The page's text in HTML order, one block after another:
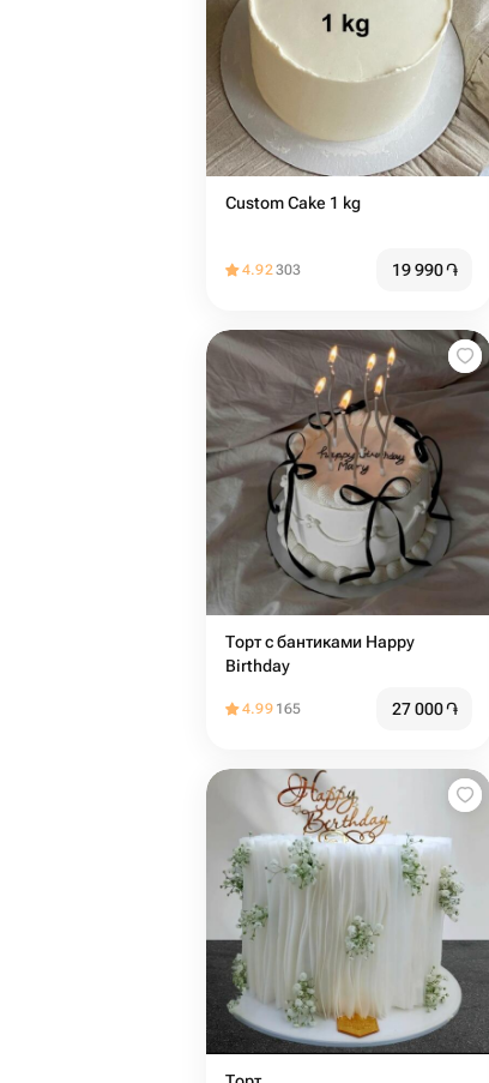
Custom Cake 1 kg
4.92303 19 990֏
Торт с бантиками Happy
Birthday
4.99 165 27 000֏